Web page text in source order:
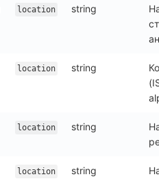
location string
location string
location string
location string